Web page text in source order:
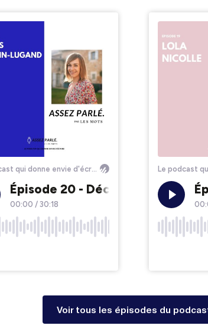
Voir tous les épisodes du